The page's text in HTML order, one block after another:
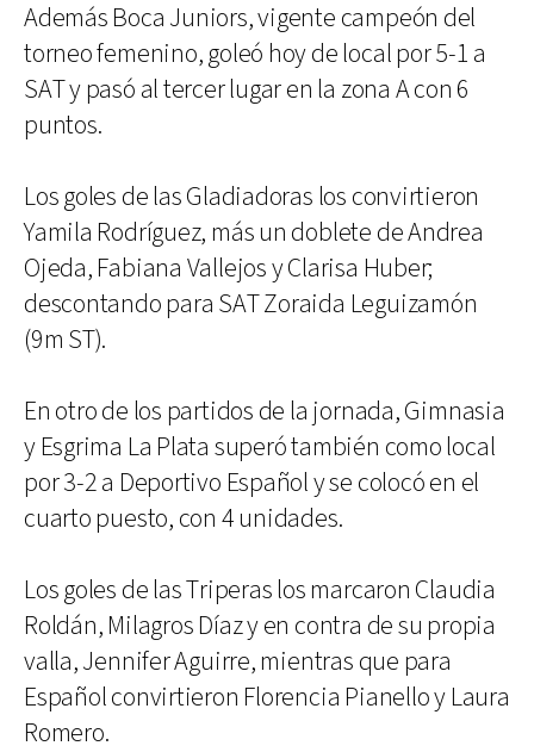
Además Boca Juniors, vigente campeón del
torneo femenino, goleó hoy de local por 5-1 a
SAT y pasó al tercer lugar en la zona A con 6
puntos.
Los goles de las Gladiadoras los convirtieron
Yamila Rodríguez, más un doblete de Andrea
Ojeda, Fabiana Vallejos y Clarisa Huber;
descontando para SAT Zoraida Leguizamón
(9m ST).
En otro de los partidos de la jornada, Gimnasia
y Esgrima La Plata superó también como local
por 3-2 a Deportivo Español y se colocó en el
cuarto puesto, con 4 unidades.
Los goles de las Triperas los marcaron Claudia
Roldán, Milagros Díaz y en contra de su propia
valla, Jennifer Aguirre, mientras que para
Español convirtieron Florencia Pianello y Laura
Romero.